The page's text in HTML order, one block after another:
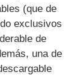
(que de
exclusivos
de
una de